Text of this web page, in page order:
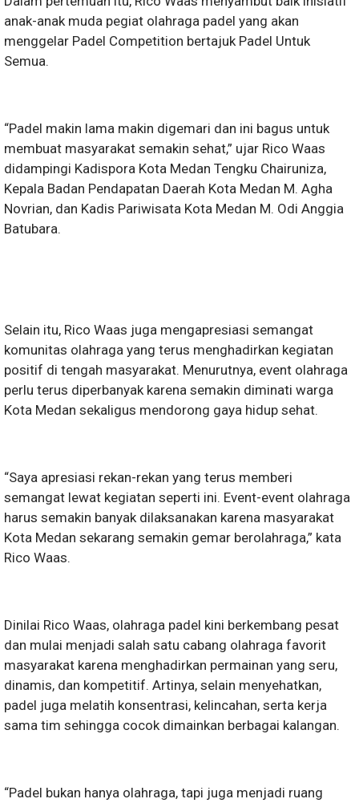
anak-anak muda pegiat olahraga padel yang akan
menggelar Padel Competition bertajuk Padel Untuk
Semua.
“Padel makin lama makin digemari dan ini bagus untuk
membuat masyarakat semakin sehat,” ujar Rico Waas
didampingi Kadispora Kota Medan Tengku Chairuniza,
Kepala Badan Pendapatan Daerah Kota Medan M. Agha
Novrian, dan Kadis Pariwisata Kota Medan M. Odi Anggia
Batubara.
Selain itu, Rico Waas juga mengapresiasi semangat
komunitas olahraga yang terus menghadirkan kegiatan
positif di tengah masyarakat. Menurutnya, event olahraga
perlu terus diperbanyak karena semakin diminati warga
Kota Medan sekaligus mendorong gaya hidup sehat.
“Saya apresiasi rekan-rekan yang terus memberi
semangat lewat kegiatan seperti ini. Event-event olahraga
harus semakin banyak dilaksanakan karena masyarakat
Kota Medan sekarang semakin gemar berolahraga,” kata
Rico Waas.
Dinilai Rico Waas, olahraga padel kini berkembang pesat
dan mulai menjadi salah satu cabang olahraga favorit
masyarakat karena menghadirkan permainan yang seru,
dinamis, dan kompetitif. Artinya, selain menyehatkan,
padel juga melatih konsentrasi, kelincahan, serta kerja
sama tim sehingga cocok dimainkan berbagai kalangan.
“Padel bukan hanya olahraga, tapi juga menjadi ruang